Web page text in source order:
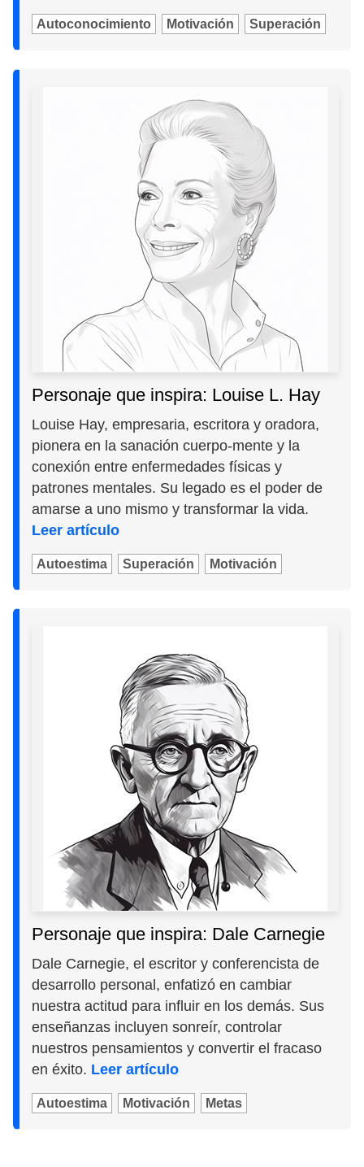
Autoconocimiento Motivación Superación
Personaje que inspira: Louise L. Hay
Louise Hay, empresaria, escritora y oradora,
pionera en la sanación cuerpo-mente y la
conexión entre enfermedades físicas y
patrones mentales. Su legado es el poder de
amarse a uno mismo y transformar la vida.
Leer artículo
Autoestima Superación Motivación
Personaje que inspira: Dale Carnegie
Dale Carnegie, el escritor y conferencista de
desarrollo personal, enfatizó en cambiar
nuestra actitud para influir en los demás. Sus
enseñanzas incluyen sonreír, controlar
nuestros pensamientos y convertir el fracaso
en éxito. Leer artículo
Autoestima Motivación Metas